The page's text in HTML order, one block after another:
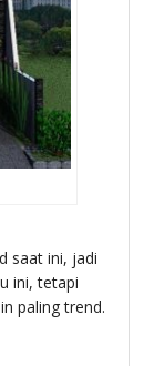
saat ini, jadi
ini, tetapi
paling trend.